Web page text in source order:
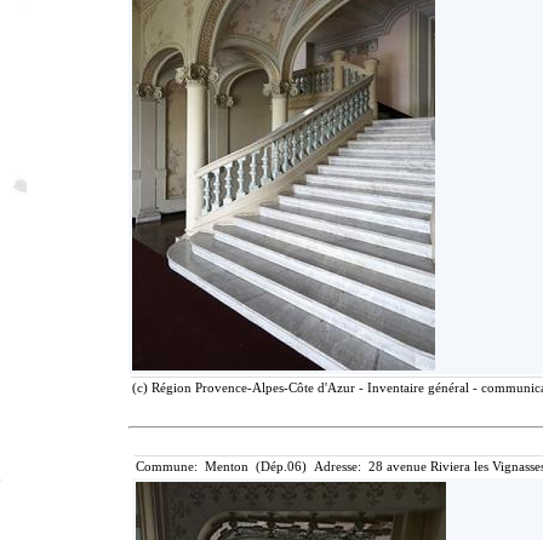
(c) Région Provence-Alpes-Côte d'Azur - Inventaire général -
Commune: Menton (Dép.06) Adresse: 28 avenue Riviera les